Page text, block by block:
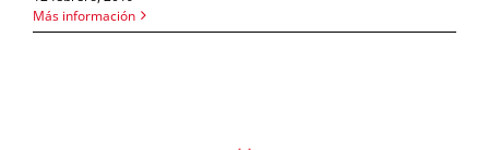
Más información